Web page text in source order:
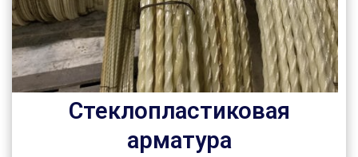
Стеклопластиковая
арматура